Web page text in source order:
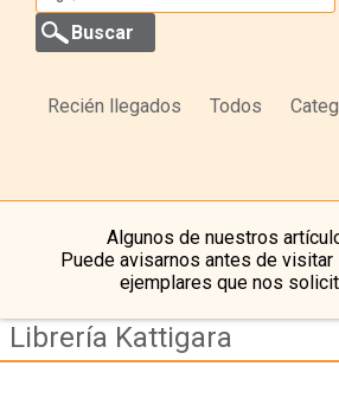
Recién llegados Todos
Algunos de nuestros
Puede avisarnos antes de
ejemplares que nos
Librería Kattigara